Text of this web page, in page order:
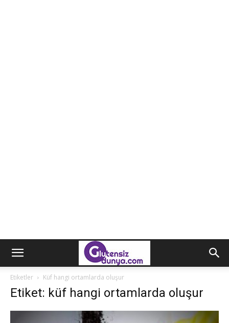
Etiketler Küf hangi ortamlarda oluşur
Etiket: küf hangi ortamlarda oluşur